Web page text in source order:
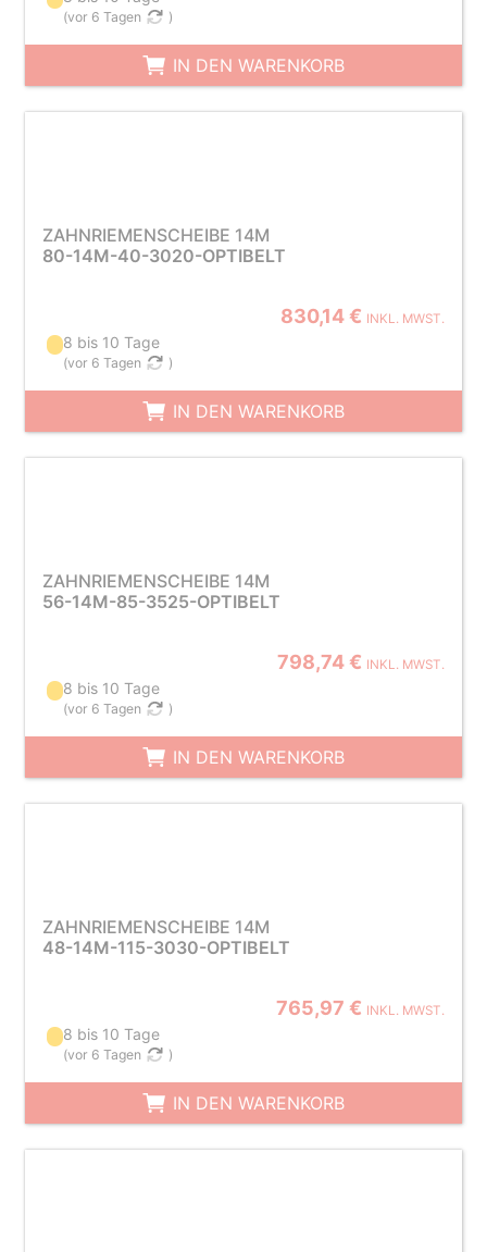
(vor 6 Tagen )
IN DEN WARENKORB
ZAHNRIEMENSCHEIBE 14M
80-14M-40-3020-OPTIBELT
830,14 € INKL. MWST.
8 bis 10 Tage
(vor 6 Tagen )
IN DEN WARENKORB
ZAHNRIEMENSCHEIBE 14M
56-14M-85-3525-OPTIBELT
798,74 € INKL. MWST.
8 bis 10 Tage
(vor 6 Tagen )
IN DEN WARENKORB
ZAHNRIEMENSCHEIBE 14M
48-14M-115-3030-OPTIBELT
765,97 € INKL. MWST.
8 bis 10 Tage
(vor 6 Tagen )
IN DEN WARENKORB